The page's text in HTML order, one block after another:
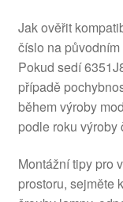
Jak ověřit
číslo na
Pokud sedí
případě
během výroby
podle roku výroby
Montážní tipy pro
prostoru, sejměte